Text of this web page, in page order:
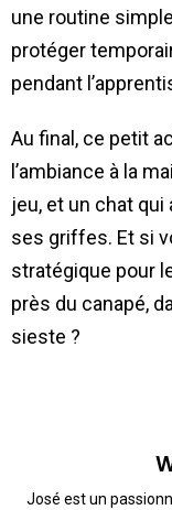
une routine
protéger
pendant
Au final, ce petit
l’ambiance à la
jeu, et un chat qui
ses griffes. Et si
stratégique pour
près du canapé,
sieste ?
José est un